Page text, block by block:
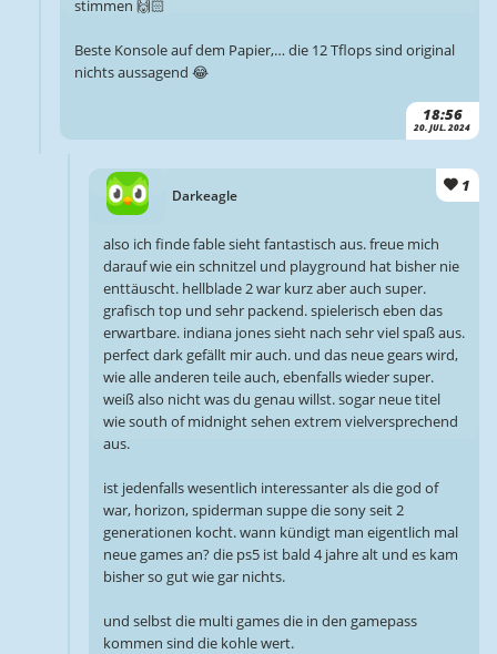
18:56
20. JUL. 2024
stimmen 🙌🏻
Beste Konsole auf dem Papier,… die 12 Tflops sind original
nichts aussagend 😂
Darkeagle
1
also ich finde fable sieht fantastisch aus. freue mich
darauf wie ein schnitzel und playground hat bisher nie
enttäuscht. hellblade 2 war kurz aber auch super.
grafisch top und sehr packend. spielerisch eben das
erwartbare. indiana jones sieht nach sehr viel spaß aus.
perfect dark gefällt mir auch. und das neue gears wird,
wie alle anderen teile auch, ebenfalls wieder super.
weiß also nicht was du genau willst. sogar neue titel
wie south of midnight sehen extrem vielversprechend
aus.
ist jedenfalls wesentlich interessanter als die god of
war, horizon, spiderman suppe die sony seit 2
generationen kocht. wann kündigt man eigentlich mal
neue games an? die ps5 ist bald 4 jahre alt und es kam
bisher so gut wie gar nichts.
und selbst die multi games die in den gamepass
kommen sind die kohle wert.